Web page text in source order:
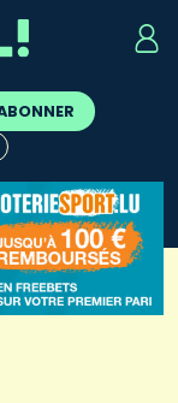
sont